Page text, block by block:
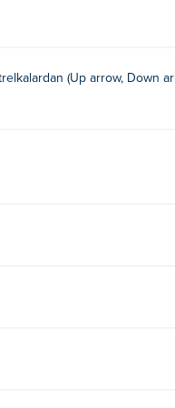
(Up arrow, Down